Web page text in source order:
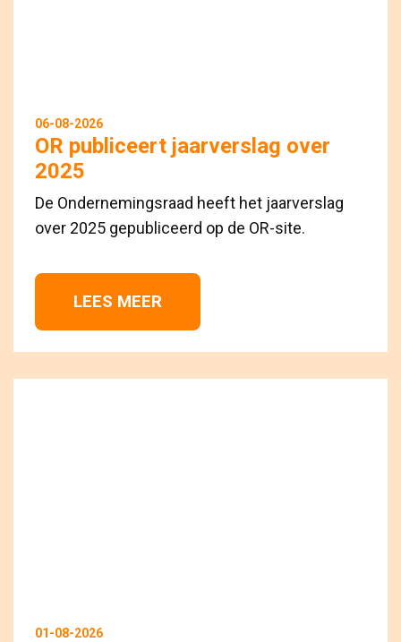
06-08-2026
OR publiceert jaarverslag over
2025
De Ondernemingsraad heeft het jaarverslag
over 2025 gepubliceerd op de OR-site.
LEES MEER
01-08-2026